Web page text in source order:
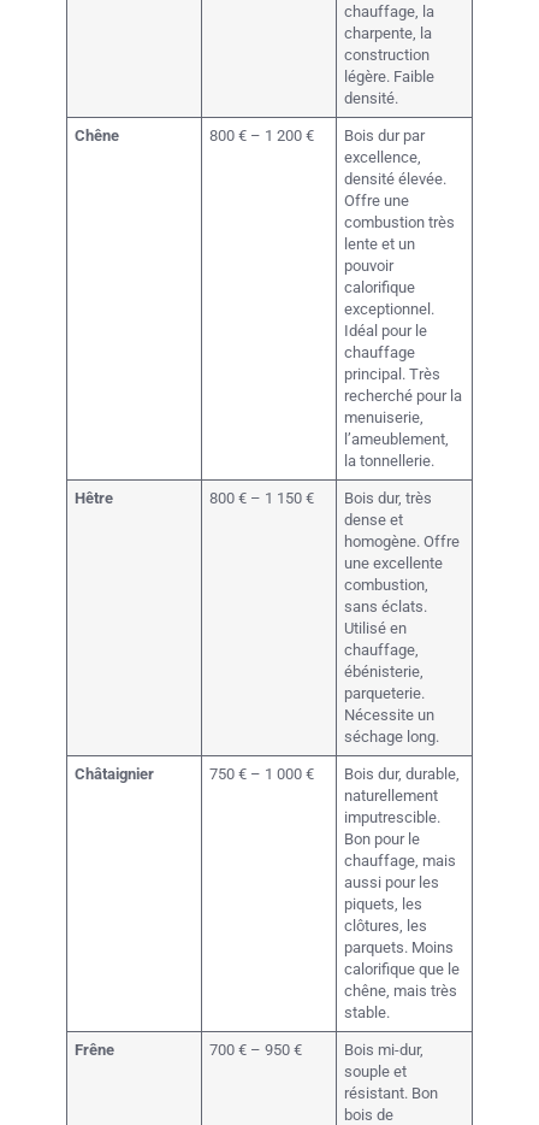
chauffage, la
charpente, la
construction
légère. Faible
densité.
Chêne 800 € – 1 200 €
Bois dur par
excellence,
densité élevée.
Offre une
combustion très
lente et un
pouvoir
calorifique
exceptionnel.
Idéal pour le
chauffage
principal. Très
recherché pour la
menuiserie,
l’ameublement,
la tonnellerie.
Hêtre 800 € – 1 150 €
Bois dur, très
dense et
homogène. Offre
une excellente
combustion,
sans éclats.
Utilisé en
chauffage,
ébénisterie,
parqueterie.
Nécessite un
séchage long.
Châtaignier 750 € – 1 000 €
Bois dur, durable,
naturellement
imputrescible.
Bon pour le
chauffage, mais
aussi pour les
piquets, les
clôtures, les
parquets. Moins
calorifique que le
chêne, mais très
stable.
Frêne 700 € – 950 €
Bois mi-dur,
souple et
résistant. Bon
bois de